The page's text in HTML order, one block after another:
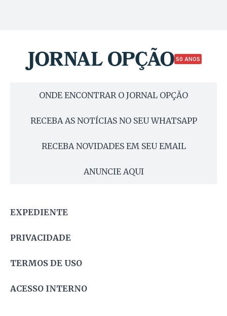
50 ANOS
ONDE ENCONTRAR O JORNAL OPÇÃO
RECEBA AS NOTÍCIAS NO SEU WHATSAPP
RECEBA NOVIDADES EM SEU EMAIL
ANUNCIE AQUI
EXPEDIENTE
PRIVACIDADE
TERMOS DE USO
ACESSO INTERNO